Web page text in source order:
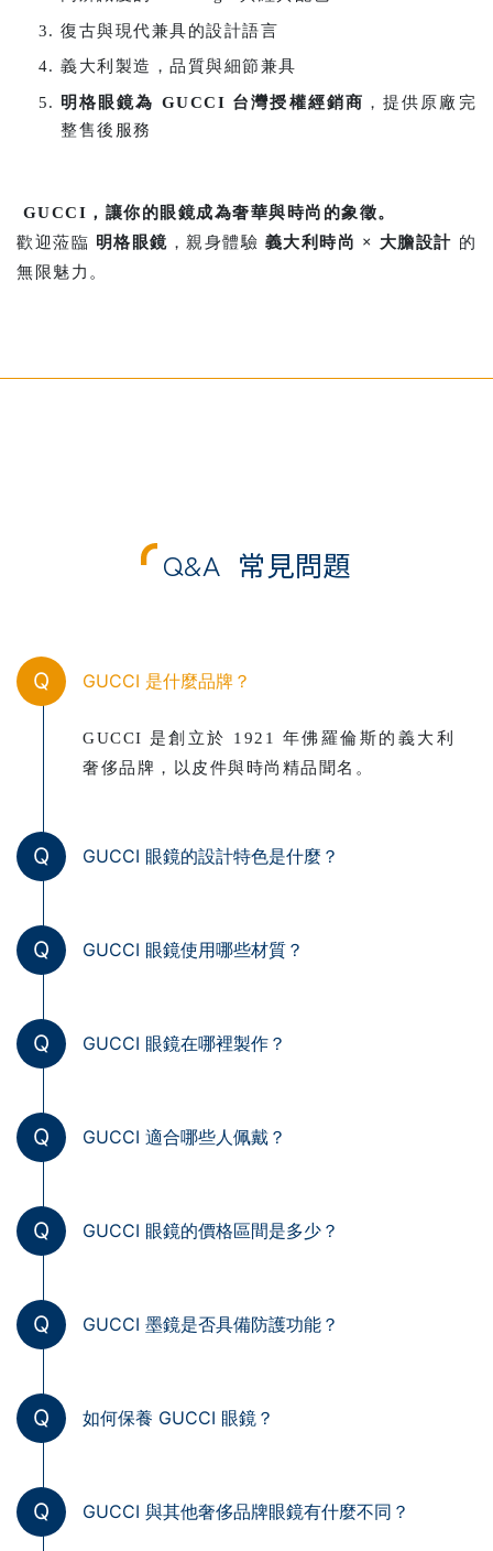
復古與現代兼具的設計語言
義大利製造，品質與細節兼具
明格眼鏡為 GUCCI 台灣授權經銷商 ，提供原廠完
整售後服務
GUCCI，讓你的眼鏡成為奢華與時尚的象徵。
歡迎蒞臨 明格眼鏡 ，親身體驗 義大利時尚 × 大膽設計 的
無限魅力。
Q&A 常見問題
Q GUCCI 是什麼品牌？
GUCCI 是創立於 1921 年佛羅倫斯的義大利
奢侈品牌，以皮件與時尚精品聞名。
Q GUCCI 眼鏡的設計特色是什麼？
Q GUCCI 眼鏡使用哪些材質？
Q GUCCI 眼鏡在哪裡製作？
Q GUCCI 適合哪些人佩戴？
Q GUCCI 眼鏡的價格區間是多少？
Q GUCCI 墨鏡是否具備防護功能？
Q 如何保養 GUCCI 眼鏡？
Q GUCCI 與其他奢侈品牌眼鏡有什麼不同？